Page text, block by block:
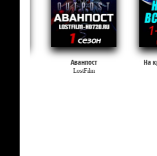
Аванпост
LostFilm
На краю